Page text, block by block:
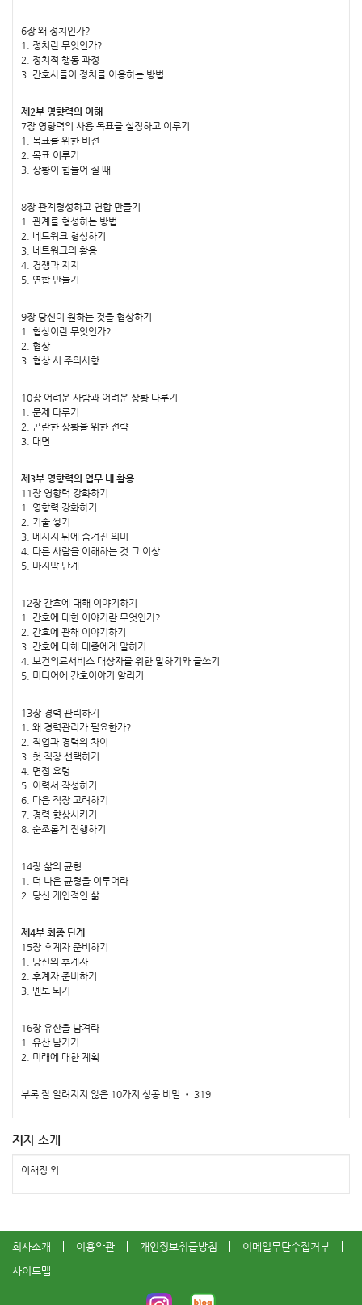
6장 왜 정치인가?
1. 정치란 무엇인가?
2. 정치적 행동 과정
3. 간호사들이 정치를 이용하는 방법
제2부 영향력의 이해
7장 영향력의 사용 목표를 설정하고 이루기
1. 목표를 위한 비전
2. 목표 이루기
3. 상황이 힘들어 질 때
8장 관계형성하고 연합 만들기
1. 관계를 형성하는 방법
2. 네트워크 형성하기
3. 네트워크의 활용
4. 경쟁과 지지
5. 연합 만들기
9장 당신이 원하는 것을 협상하기
1. 협상이란 무엇인가?
2. 협상
3. 협상 시 주의사항
10장 어려운 사람과 어려운 상황 다루기
1. 문제 다루기
2. 곤란한 상황을 위한 전략
3. 대면
제3부 영향력의 업무 내 활용
11장 영향력 강화하기
1. 영향력 강화하기
2. 기술 쌓기
3. 메시지 뒤에 숨겨진 의미
4. 다른 사람을 이해하는 것 그 이상
5. 마지막 단계
12장 간호에 대해 이야기하기
1. 간호에 대한 이야기란 무엇인가?
2. 간호에 관해 이야기하기
3. 간호에 대해 대중에게 말하기
4. 보건의료서비스 대상자를 위한 말하기와 글쓰기
5. 미디어에 간호이야기 알리기
13장 경력 관리하기
1. 왜 경력관리가 필요한가?
2. 직업과 경력의 차이
3. 첫 직장 선택하기
4. 면접 요령
5. 이력서 작성하기
6. 다음 직장 고려하기
7. 경력 향상시키기
8. 순조롭게 진행하기
14장 삶의 균형
1. 더 나은 균형을 이루어라
2. 당신 개인적인 삶
제4부 최종 단계
15장 후계자 준비하기
1. 당신의 후계자
2. 후계자 준비하기
3. 멘토 되기
16장 유산을 남겨라
1. 유산 남기기
2. 미래에 대한 계획
부록 잘 알려지지 않은 10가지 성공 비밀 • 319
저자 소개
이해정 외
회사소개 이용약관 개인정보취급방침
이메일무단수집거부
사이트맵